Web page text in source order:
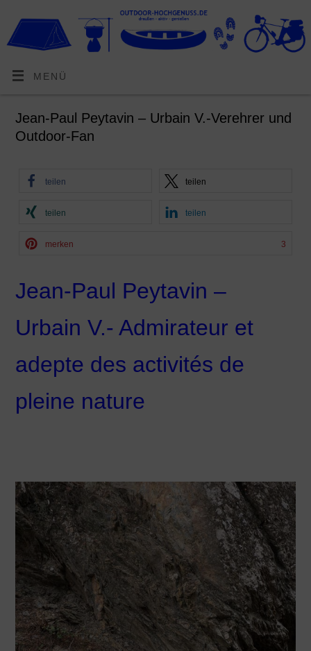
MENÜ
Jean-Paul Peytavin – Urbain V.-Verehrer und
Outdoor-Fan
teilen teilen
teilen teilen
merken 3
Jean-Paul Peytavin –
Urbain V.- Admirateur et
adepte des activités de
pleine nature